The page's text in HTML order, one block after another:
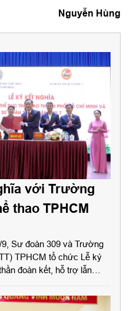
Nguyễn Hùng
với Trường
thao TPHCM
Sư đoàn 309 và Trường
TPHCM tổ chức Lễ ký
đoàn kết, hỗ trợ lẫn